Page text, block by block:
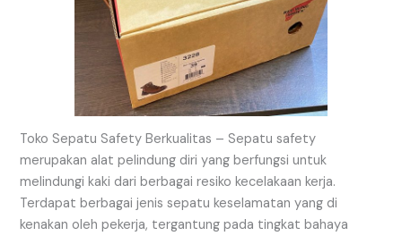
Toko Sepatu Safety Berkualitas – Sepatu safety
merupakan alat pelindung diri yang berfungsi untuk
melindungi kaki dari berbagai resiko kecelakaan kerja.
Terdapat berbagai jenis sepatu keselamatan yang di
kenakan oleh pekerja, tergantung pada tingkat bahaya